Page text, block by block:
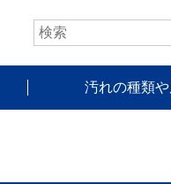
汚れの種類や